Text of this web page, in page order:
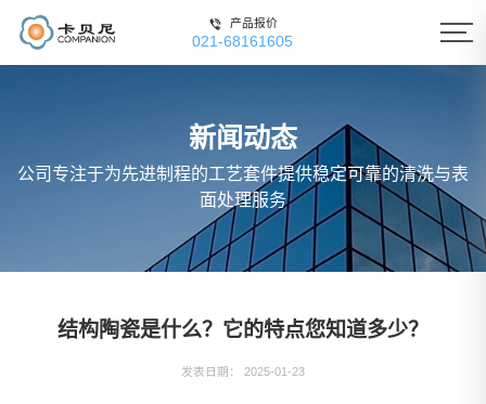
产品报价
021-68161605
新闻动态
公司专注于为先进制程的工艺套件提供稳定可靠的清洗与表
面处理服务
结构陶瓷是什么？它的特点您知道多少？
发表日期： 2025-01-23